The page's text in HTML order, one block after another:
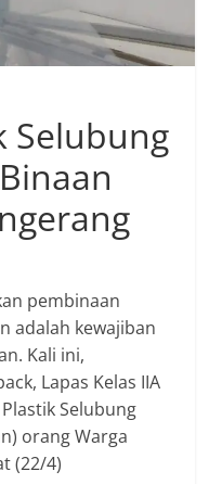
Selubung
pembinaan
adalah kewajiban
Kali ini,
Lapas Kelas IIA
Selubung
orang Warga
(22/4)